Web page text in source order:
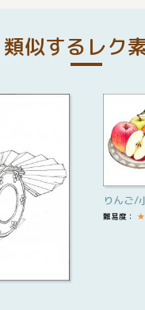
類似するレク
りんご/
難易度： ★